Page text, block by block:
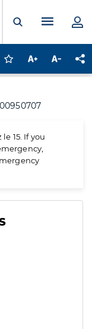
Ouvrir laMenu
Connectez-vous
Augmenter la
15. If you